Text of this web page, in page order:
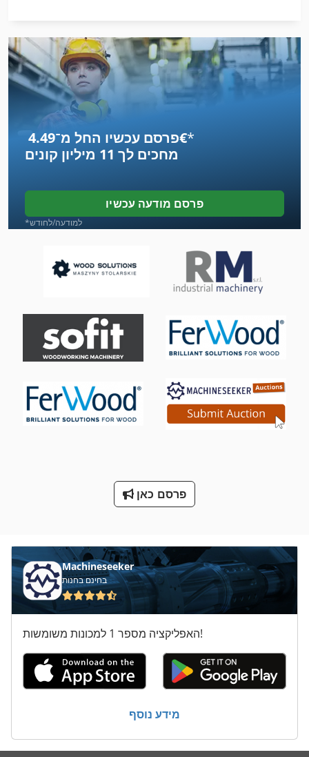
מאכיל מכונה
מכונה המעצבת
מכונה המעצבת המכה
מכונה יד
מכונה משולבת
מכונות למפנה יד
מכוניות
מכונת חיתוך-Off
מכונת כביסה של חלק
מכונת לישה של בצק
מכונת סגן 200 מ מ
מכונת עבודה מתכת
פרסם עכשיו החל מ־‏4.49 ‏€*
מחכים לך 11 מיליון קונים
פרסם מודעה עכשיו
*למודעה/לחודש
פרסם כאן
Machineseeker
בחינם בחנות
האפליקציה מספר 1 למכונות משומשות!
מידע נוסף